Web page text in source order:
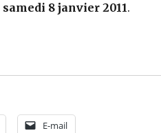
samedi 8 janvier 2011.
E-mail